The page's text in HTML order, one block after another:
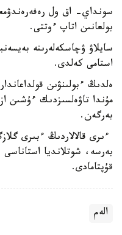
سونداي- اق ول
بولعانىن اتاپ ءوتتى.
استامى كەلدى.
ەلدىڭ ءبولىنۋىن
بەرگەن.
ءىرى قالالاردىڭ ءبىرى
بەرسە، شوتلانديا
قۇپتامادى.
الەم